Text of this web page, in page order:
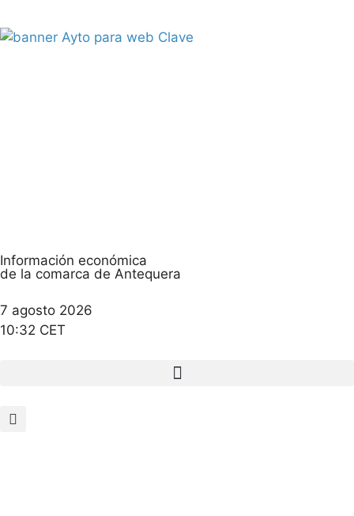
Información económica
de la comarca de Antequera
7 agosto 2026
10:32 CET